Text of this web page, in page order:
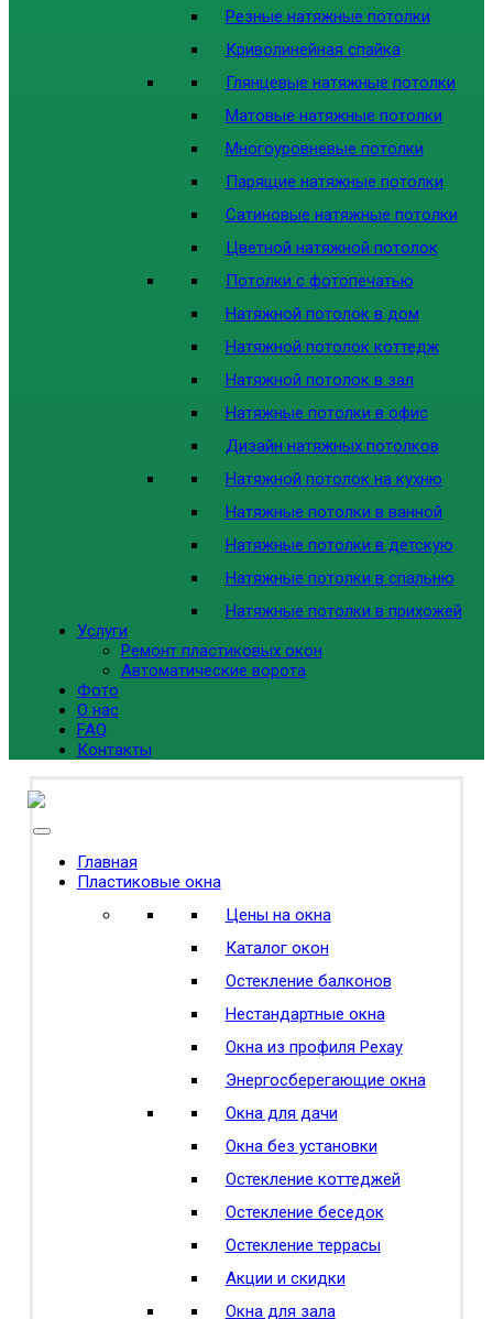
Резные натяжные потолки
Криволинейная спайка
Глянцевые натяжные потолки
Матовые натяжные потолки
Многоуровневые потолки
Парящие натяжные потолки
Сатиновые натяжные потолки
Цветной натяжной потолок
Потолки с фотопечатью
Натяжной потолок в дом
Натяжной потолок коттедж
Натяжной потолок в зал
Натяжные потолки в офис
Дизайн натяжных потолков
Натяжной потолок на кухню
Натяжные потолки в ванной
Натяжные потолки в детскую
Натяжные потолки в спальню
Натяжные потолки в прихожей
Услуги
Ремонт пластиковых окон
Автоматические ворота
Фото
О нас
FAQ
Контакты
Главная
Пластиковые окна
Цены на окна
Каталог окон
Остекление балконов
Нестандартные окна
Окна из профиля Рехау
Энергосберегающие окна
Окна для дачи
Окна без установки
Остекление коттеджей
Остекление беседок
Остекление террасы
Акции и скидки
Окна для зала